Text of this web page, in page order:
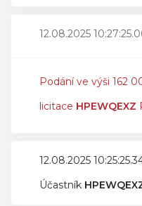
12.08.2025
Podání ve výši 162
licitace HPEWQEXZ
12.08.2025
Účastník